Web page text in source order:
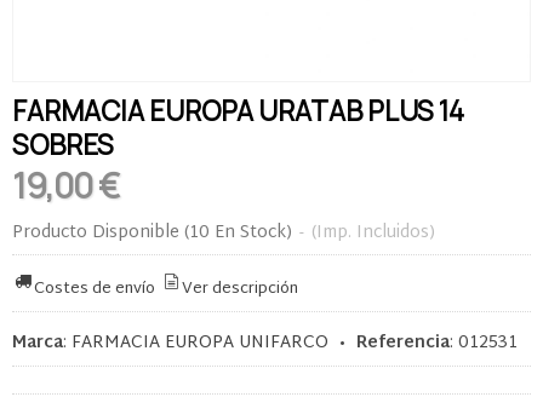
FARMACIA EUROPA URATAB PLUS 14
SOBRES
19,00 €
Producto Disponible (10 En Stock) - (Imp. Incluidos)
Costes de envío Ver descripción
Marca: FARMACIA EUROPA UNIFARCO • Referencia: 012531